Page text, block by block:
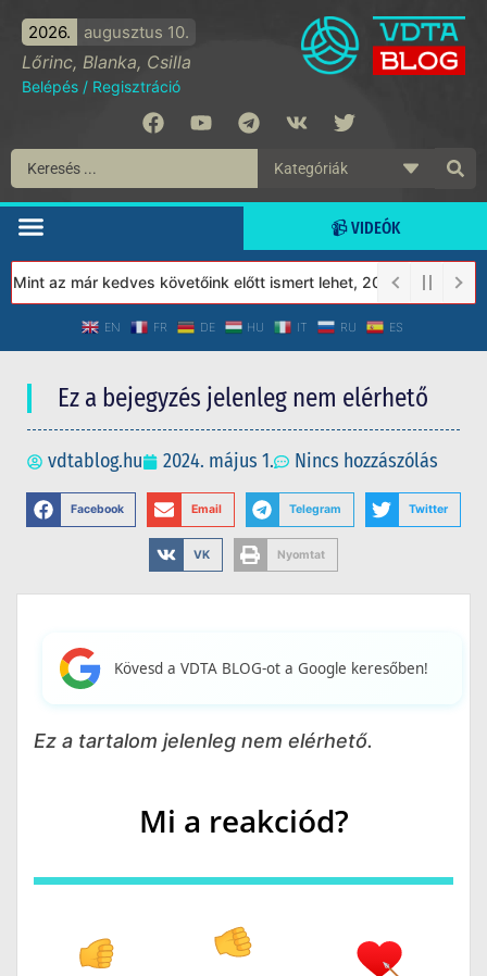
2026. augusztus 10.
Lőrinc, Blanka, Csilla
Belépés / Regisztráció
📹 VIDEÓK
az már kedves követőink előtt ismert lehet, 2023-tól a Védett
EN FR DE HU IT RU ES
Ez a bejegyzés jelenleg nem elérhető
vdtablog.hu 2024. május 1. Nincs hozzászólás
Facebook Email Telegram Twitter
VK Nyomtat
Kövesd a VDTA BLOG-ot a Google keresőben!
Ez a tartalom jelenleg nem elérhető.
Mi a reakciód?